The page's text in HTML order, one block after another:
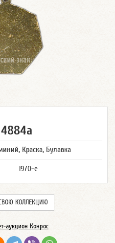
Краска, Булавка
1970-е
КОЛЛЕКЦИЮ
аукцион Конрос